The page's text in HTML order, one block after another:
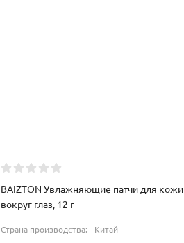
BAIZTON Увлажняющие патчи для кожи
вокруг глаз, 12 г
Страна производства:
Китай